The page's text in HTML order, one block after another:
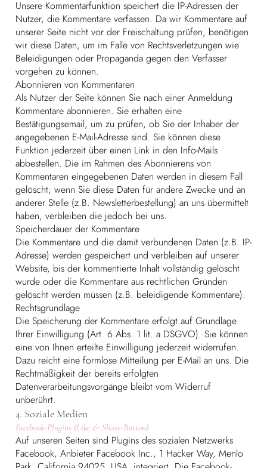
Unsere Kommentarfunktion speichert die IP-Adressen der
Nutzer, die Kommentare verfassen. Da wir Kommentare auf
unserer Seite nicht vor der Freischaltung prüfen, benötigen
wir diese Daten, um im Falle von Rechtsverletzungen wie
Beleidigungen oder Propaganda gegen den Verfasser
vorgehen zu können.
Abonnieren von Kommentaren
Als Nutzer der Seite können Sie nach einer Anmeldung
Kommentare abonnieren. Sie erhalten eine
Bestätigungsemail, um zu prüfen, ob Sie der Inhaber der
angegebenen E-Mail-Adresse sind. Sie können diese
Funktion jederzeit über einen Link in den Info-Mails
abbestellen. Die im Rahmen des Abonnierens von
Kommentaren eingegebenen Daten werden in diesem Fall
gelöscht; wenn Sie diese Daten für andere Zwecke und an
anderer Stelle (z.B. Newsletterbestellung) an uns übermittelt
haben, verbleiben die jedoch bei uns.
Speicherdauer der Kommentare
Die Kommentare und die damit verbundenen Daten (z.B. IP-
Adresse) werden gespeichert und verbleiben auf unserer
Website, bis der kommentierte Inhalt vollständig gelöscht
wurde oder die Kommentare aus rechtlichen Gründen
gelöscht werden müssen (z.B. beleidigende Kommentare).
Rechtsgrundlage
Die Speicherung der Kommentare erfolgt auf Grundlage
Ihrer Einwilligung (Art. 6 Abs. 1 lit. a DSGVO). Sie können
eine von Ihnen erteilte Einwilligung jederzeit widerrufen.
Dazu reicht eine formlose Mitteilung per E-Mail an uns. Die
Rechtmäßigkeit der bereits erfolgten
Datenverarbeitungsvorgänge bleibt vom Widerruf
unberührt.
4. Soziale Medien
Facebook-Plugins (Like & Share-Button)
Auf unseren Seiten sind Plugins des sozialen Netzwerks
Facebook, Anbieter Facebook Inc., 1 Hacker Way, Menlo